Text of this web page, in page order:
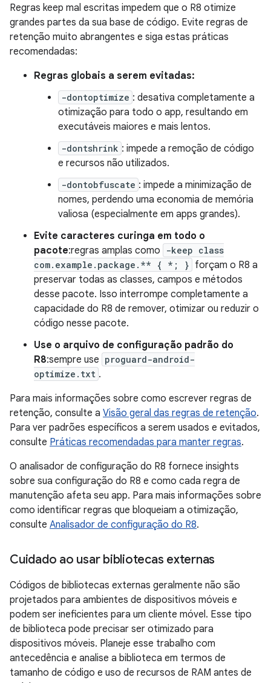
Regras keep mal escritas impedem que o R8 otimize
grandes partes da sua base de código. Evite regras de
retenção muito abrangentes e siga estas práticas
recomendadas:
Regras globais a serem evitadas:
-dontoptimize : desativa completamente a
otimização para todo o app, resultando em
executáveis maiores e mais lentos.
-dontshrink : impede a remoção de código
e recursos não utilizados.
-dontobfuscate : impede a minimização de
nomes, perdendo uma economia de memória
valiosa (especialmente em apps grandes).
Evite caracteres curinga em todo o
pacote:regras amplas como
-keep class
com.example.package.** { *; } forçam o R8 a
preservar todas as classes, campos e métodos
desse pacote. Isso interrompe completamente a
capacidade do R8 de remover, otimizar ou reduzir o
código nesse pacote.
Use o arquivo de configuração padrão do
R8:sempre use proguard-android-
optimize.txt .
Para mais informações sobre como escrever regras de
retenção, consulte a Visão geral das regras de retenção.
Para ver padrões específicos a serem usados e evitados,
consulte Práticas recomendadas para manter regras.
O analisador de configuração do R8 fornece insights
sobre sua configuração do R8 e como cada regra de
manutenção afeta seu app. Para mais informações sobre
como identificar regras que bloqueiam a otimização,
consulte Analisador de configuração do R8.
Cuidado ao usar bibliotecas externas
Códigos de bibliotecas externas geralmente não são
projetados para ambientes de dispositivos móveis e
podem ser ineficientes para um cliente móvel. Esse tipo
de biblioteca pode precisar ser otimizado para
dispositivos móveis. Planeje esse trabalho com
antecedência e analise a biblioteca em termos de
tamanho de código e uso de recursos de RAM antes de